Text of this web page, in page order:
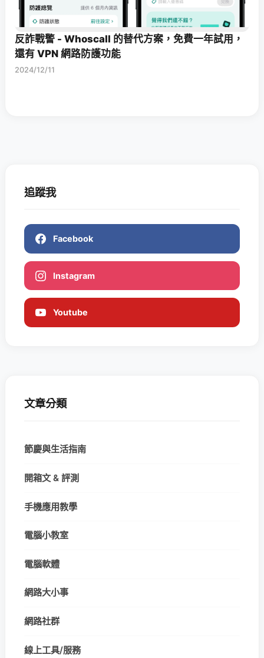
反詐戰警 - Whoscall 的替代方案，免費一年試用，
還有 VPN 網路防護功能
2024/12/11
追蹤我
Facebook
Instagram
Youtube
文章分類
節慶與生活指南
開箱文 & 評測
手機應用教學
電腦小教室
電腦軟體
網路大小事
網路社群
線上工具/服務